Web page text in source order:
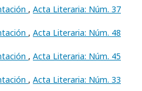
, Acta Literaria: Núm. 37
, Acta Literaria: Núm. 48
, Acta Literaria: Núm. 45
, Acta Literaria: Núm. 33